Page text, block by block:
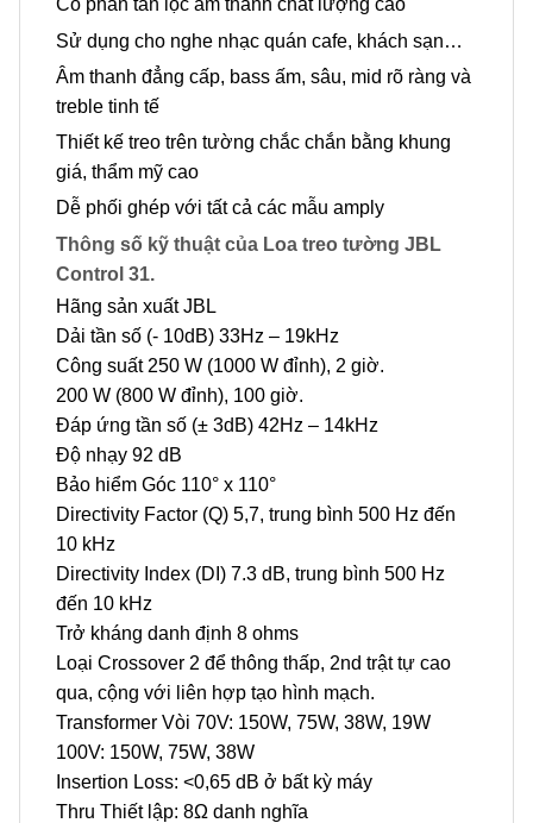
Có phân tần lọc âm thanh chất lượng cao
Sử dụng cho nghe nhạc quán cafe, khách sạn…
Âm thanh đẳng cấp, bass ấm, sâu, mid rõ ràng và
treble tinh tế
Thiết kế treo trên tường chắc chắn bằng khung
giá, thẩm mỹ cao
Dễ phối ghép với tất cả các mẫu amply
Thông số kỹ thuật của Loa treo tường JBL
Control 31.
Hãng sản xuất JBL
Dải tần số (- 10dB) 33Hz – 19kHz
Công suất 250 W (1000 W đỉnh), 2 giờ.
200 W (800 W đỉnh), 100 giờ.
Đáp ứng tần số (± 3dB) 42Hz – 14kHz
Độ nhạy 92 dB
Bảo hiểm Góc 110° x 110°
Directivity Factor (Q) 5,7, trung bình 500 Hz đến
10 kHz
Directivity Index (DI) 7.3 dB, trung bình 500 Hz
đến 10 kHz
Trở kháng danh định 8 ohms
Loại Crossover 2 để thông thấp, 2nd trật tự cao
qua, cộng với liên hợp tạo hình mạch.
Transformer Vòi 70V: 150W, 75W, 38W, 19W
100V: 150W, 75W, 38W
Insertion Loss: <0,65 dB ở bất kỳ máy
Thru Thiết lập: 8Ω danh nghĩa